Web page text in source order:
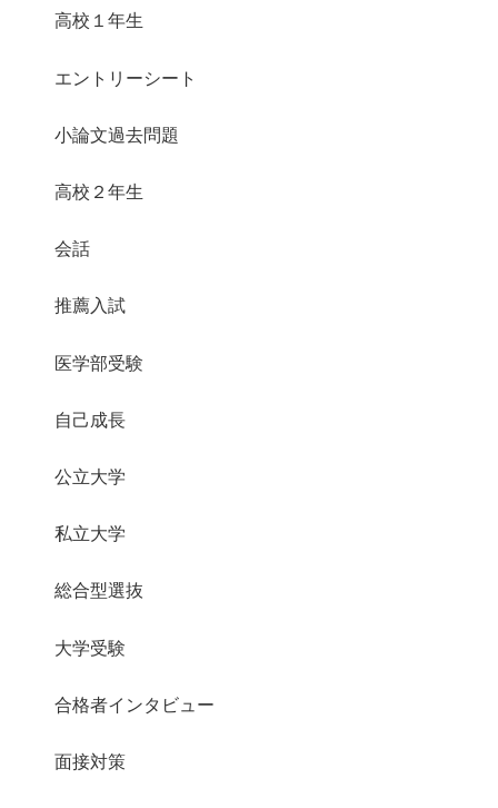
高校１年生
エントリーシート
小論文過去問題
高校２年生
会話
推薦入試
医学部受験
自己成長
公立大学
私立大学
総合型選抜
大学受験
合格者インタビュー
面接対策